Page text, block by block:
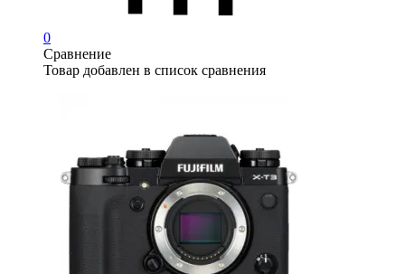
0
Сравнение
Товар добавлен в список сравнения